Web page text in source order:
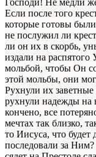
Если после того
которые готовы
не послужил ли
ли он их в скорбь,
издали на распятого
мольбой, чтобы Он
этой мольбы, они
Рухнули их
рухнули надежды на
кончено, все
мечтах так близко,
то Иисуса, что будет
последовали за